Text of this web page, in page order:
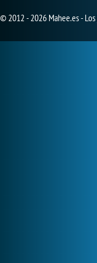
© 2012 - 2026 Mahee.es -